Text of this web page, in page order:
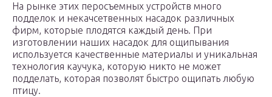
На рынке этих перосъемных устройств много
подделок и некачсетвенных насадок различных
фирм, которые плодятся каждый день. При
изготовлении наших насадок для ощипывания
используется качественные материалы и уникальная
технология каучука, которую никто не может
подделать, которая позволят быстро ощипать любую
птицу.